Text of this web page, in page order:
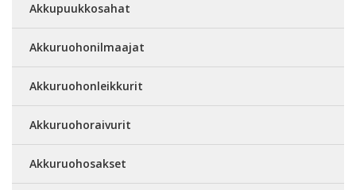
Akkupuukkosahat
Akkuruohonilmaajat
Akkuruohonleikkurit
Akkuruohoraivurit
Akkuruohosakset